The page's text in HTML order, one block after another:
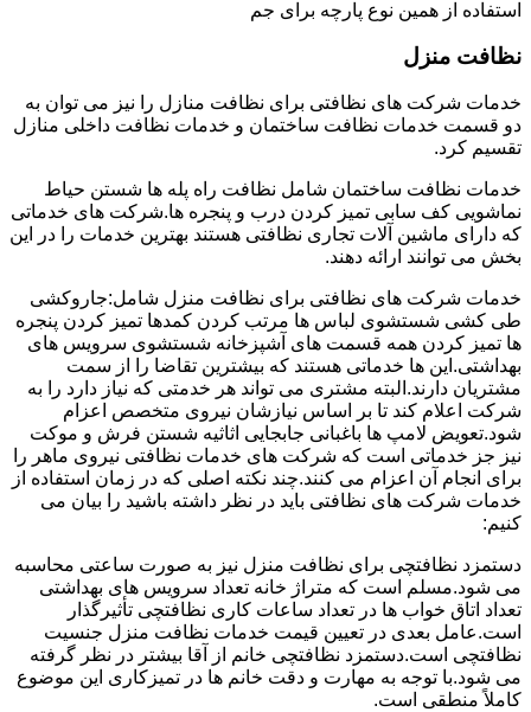
استفاده از همین نوع پارچه برای جم
نظافت منزل
خدمات شرکت های نظافتی برای نظافت منازل را نیز می توان به
دو قسمت خدمات نظافت ساختمان و خدمات نظافت داخلی منازل
تقسیم کرد.
خدمات نظافت ساختمان شامل نظافت راه پله ها شستن حیاط
نماشویی کف سابی تمیز کردن درب و پنجره ها.شرکت های خدماتی
که دارای ماشین آلات تجاری نظافتی هستند بهترین خدمات را در این
بخش می توانند ارائه دهند.
خدمات شرکت های نظافتی برای نظافت منزل شامل:جاروکشی
طی کشی شستشوی لباس ها مرتب کردن کمدها تمیز کردن پنجره
ها تمیز کردن همه قسمت های آشپزخانه شستشوی سرویس های
بهداشتی.این ها خدماتی هستند که بیشترین تقاضا را از سمت
مشتریان دارند.البته مشتری می تواند هر خدمتی که نیاز دارد را به
شرکت اعلام کند تا بر اساس نیازشان نیروی متخصص اعزام
شود.تعویض لامپ ها باغبانی جابجایی اثاثیه شستن فرش و موکت
نیز جز خدماتی است که شرکت های خدمات نظافتی نیروی ماهر را
برای انجام آن اعزام می کنند.چند نکته اصلی که در زمان استفاده از
خدمات شرکت های نظافتی باید در نظر داشته باشید را بیان می
کنیم:
دستمزد نظافتچی برای نظافت منزل نیز به صورت ساعتی محاسبه
می شود.مسلم است که متراژ خانه تعداد سرویس های بهداشتی
تعداد اتاق خواب ها در تعداد ساعات کاری نظافتچی تأثیرگذار
است.عامل بعدی در تعیین قیمت خدمات نظافت منزل جنسیت
نظافتچی است.دستمزد نظافتچی خانم از آقا بیشتر در نظر گرفته
می شود.با توجه به مهارت و دقت خانم ها در تمیزکاری این موضوع
کاملاً منطقی است.